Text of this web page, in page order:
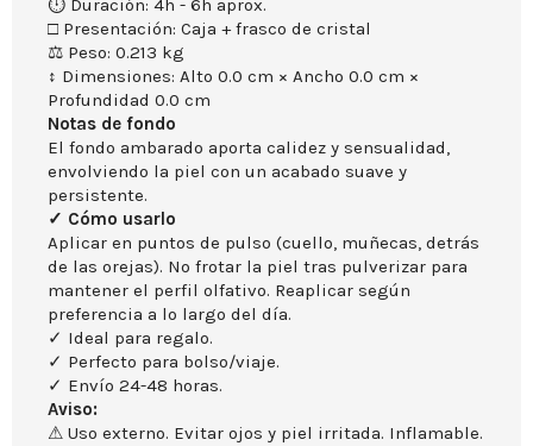
⏱ Duración: 4h - 6h aprox.
□ Presentación: Caja + frasco de cristal
⚖ Peso: 0.213 kg
↕ Dimensiones: Alto 0.0 cm × Ancho 0.0 cm ×
Profundidad 0.0 cm
Notas de fondo
El fondo ambarado aporta calidez y sensualidad,
envolviendo la piel con un acabado suave y
persistente.
✓ Cómo usarlo
Aplicar en puntos de pulso (cuello, muñecas, detrás
de las orejas). No frotar la piel tras pulverizar para
mantener el perfil olfativo. Reaplicar según
preferencia a lo largo del día.
✓ Ideal para regalo.
✓ Perfecto para bolso/viaje.
✓ Envío 24-48 horas.
Aviso:
⚠ Uso externo. Evitar ojos y piel irritada. Inflamable.